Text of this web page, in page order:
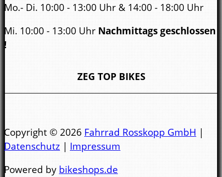
Mo.- Di. 10:00 - 13:00 Uhr & 14:00 - 18:00 Uhr
Mi. 10:00 - 13:00 Uhr Nachmittags geschlossen
!
Sa.10:00 - 14.00 Uhr
ZEG TOP BIKES
Copyright © 2026 Fahrrad Rosskopp GmbH |
Datenschutz | Impressum
Powered by bikeshops.de